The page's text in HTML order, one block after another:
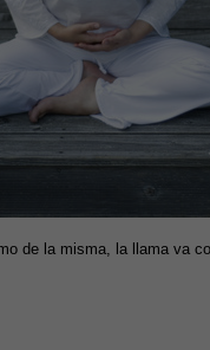
de la misma, la llama va